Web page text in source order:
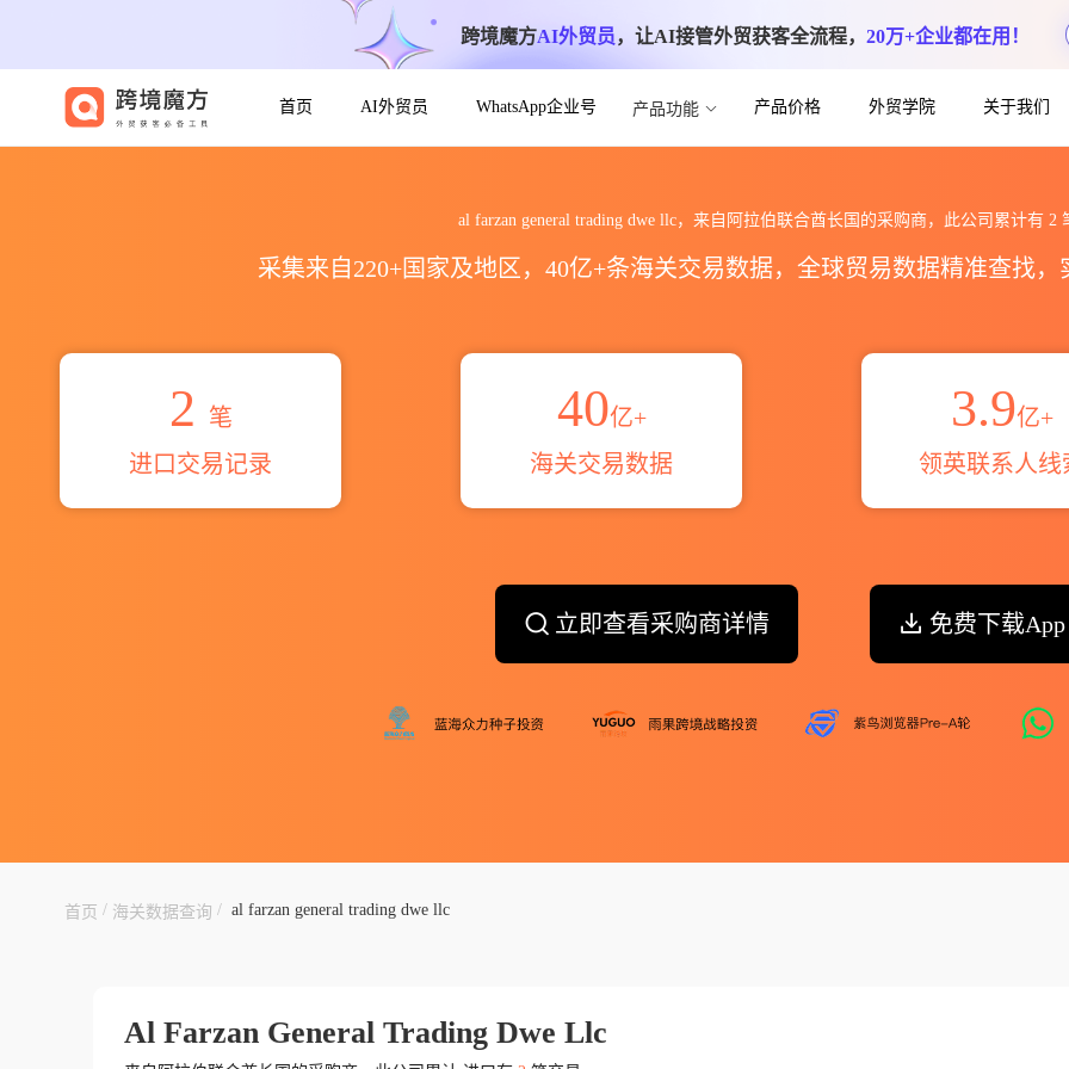
跨境魔方AI外贸员，让AI接管外贸获客全流程， 20万+企业都在用！
首页 AI外贸员 WhatsApp企业号 产品功能 产品价格 外贸学院 关于我们
al farzan general trading dwe llc，来自阿拉伯联合酋长国的采购商，此公司累计有 2
采集来自220+国家及地区，40亿+条海关交易数据，全球贸易数据精准查找
2
笔
进口交易记录
40亿+
海关交易数据
3.9亿+
领英联系人线
立即查看采购商详情 免费下载App
首页 / 海关数据查询 / al farzan general trading dwe llc
Al Farzan General Trading Dwe Llc